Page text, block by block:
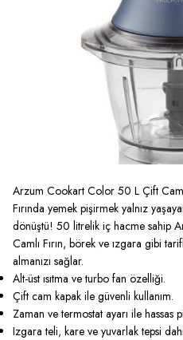
Arzum Cookart Color 50 L Çift
Fırında yemek pişirmek yalnız
dönüştü! 50 litrelik iç hacme sahip
Camlı Fırın, börek ve ızgara gibi
almanızı sağlar.
Alt-üst ısıtma ve turbo fan özelliği.
Çift cam kapak ile güvenli kullanım.
Zaman ve termostat ayarı ile hassas
Izgara teli, kare ve yuvarlak tepsi